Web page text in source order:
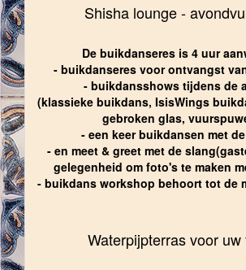
Shisha lounge -
De buikdanseres is 4 uur
- buikdanseres voor ontvangst
- buikdansshows tijdens de
(klassieke buikdans, IsisWings
gebroken glas,
- een keer buikdansen met
- en meet & greet met de
gelegenheid om foto's te maken
- buikdans workshop behoort tot de
Waterpijpterras voor uw